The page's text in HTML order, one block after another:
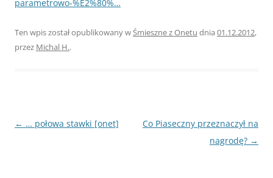
parametrowo-%E2%80%…
Ten wpis został opublikowany wŚmieszne z Onetu dnia 01.12.2012,
przez Michal H..
Nawigacja
← … połowa stawki [onet]
Co Piaseczny przeznaczył na
nagrodę? →